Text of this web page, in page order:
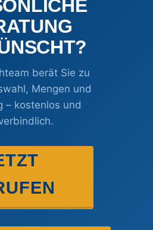
berät Sie zu
Mengen und
– kostenlos und